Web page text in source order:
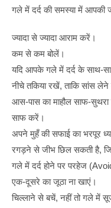
गले में दर्द की समस्या में आपकी
ज्यादा से ज्यादा आराम करें।
कम से कम बोलें।
यदि आपके गले में दर्द के साथ-
नीचे तकिया रखें, ताकि सांस लेने
आस-पास का माहौल साफ-
साफ करें।
अपने मुहँ की सफाई का भरपूर
रगड़ने से जीभ छिल सकती है,
गले में दर्द होने पर परहेज
एक-दूसरे का जूठा ना खाएं।
चिल्लाने से बचें, नहीं तो गले में